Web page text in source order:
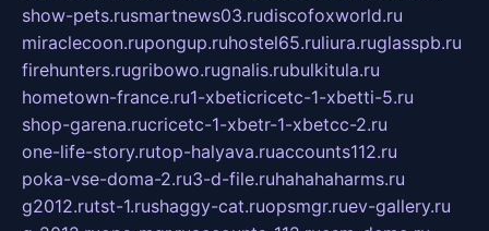
show-pets.rusmartnews03.rudiscofoxworld.ru
miraclecoon.rupongup.ruhostel65.ruliura.ruglasspb.ru
firehunters.rugribowo.rugnalis.rubulkitula.ru
hometown-france.ru1-xbeticricetc-1-xbetti-5.ru
shop-garena.rucricetc-1-xbetr-1-xbetcc-2.ru
one-life-story.rutop-halyava.ruaccounts112.ru
poka-vse-doma-2.ru3-d-file.ruhahahaharms.ru
g2012.rutst-1.rushaggy-cat.ruopsmgr.ruev-gallery.ru